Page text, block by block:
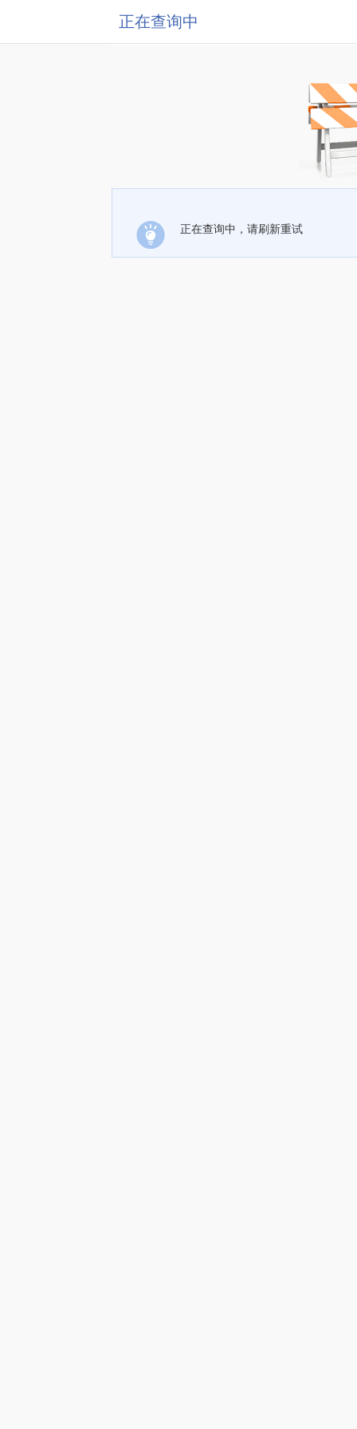
正在查询中
正在查询中，请刷新重试